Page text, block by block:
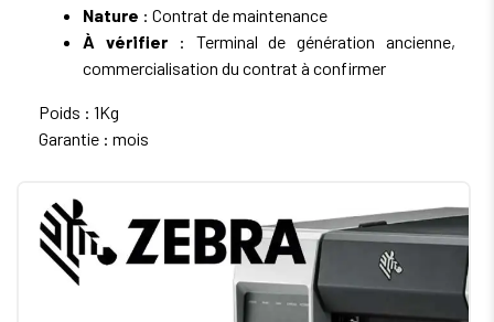
Nature : Contrat de maintenance
À vérifier: Terminal de génération ancienne,
commercialisation du contrat à confirmer
Poids : 1Kg
Garantie : mois